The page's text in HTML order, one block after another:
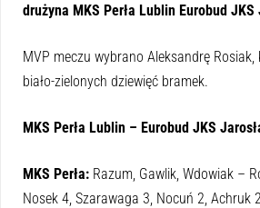
drużyna MKS Perła Lublin Eurobud JKS
MVP meczu wybrano Aleksandrę Rosiak,
biało-zielonych dziewięć bramek.
MKS Perła Lublin – Eurobud JKS
MKS Perła: Razum, Gawlik, Wdowiak –
Nosek 4, Szarawaga 3, Nocuń 2, Achruk